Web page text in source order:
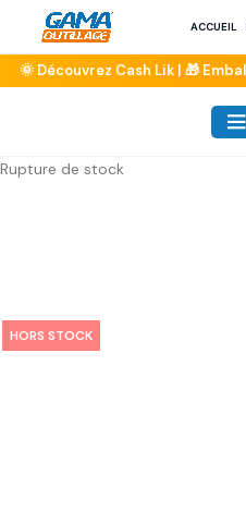
ACCUEIL
Rupture de stock
HORS STOCK